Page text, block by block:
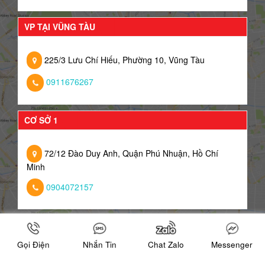
VP TẠI VŨNG TÀU
225/3 Lưu Chí Hiếu, Phường 10, Vũng Tàu
0911676267
CƠ SỞ 1
72/12 Đào Duy Anh, Quận Phú Nhuận, Hồ Chí
Minh
0904072157
CƠ SỞ 2
Gọi Điện Nhắn Tin Chat Zalo Messenger